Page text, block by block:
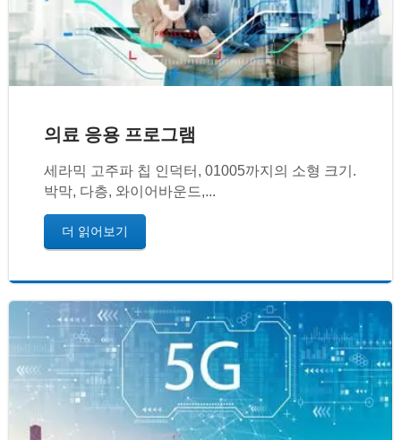
의료 응용 프로그램
세라믹 고주파 칩 인덕터, 01005까지의 소형 크기.
박막, 다층, 와이어바운드,...
더 읽어보기